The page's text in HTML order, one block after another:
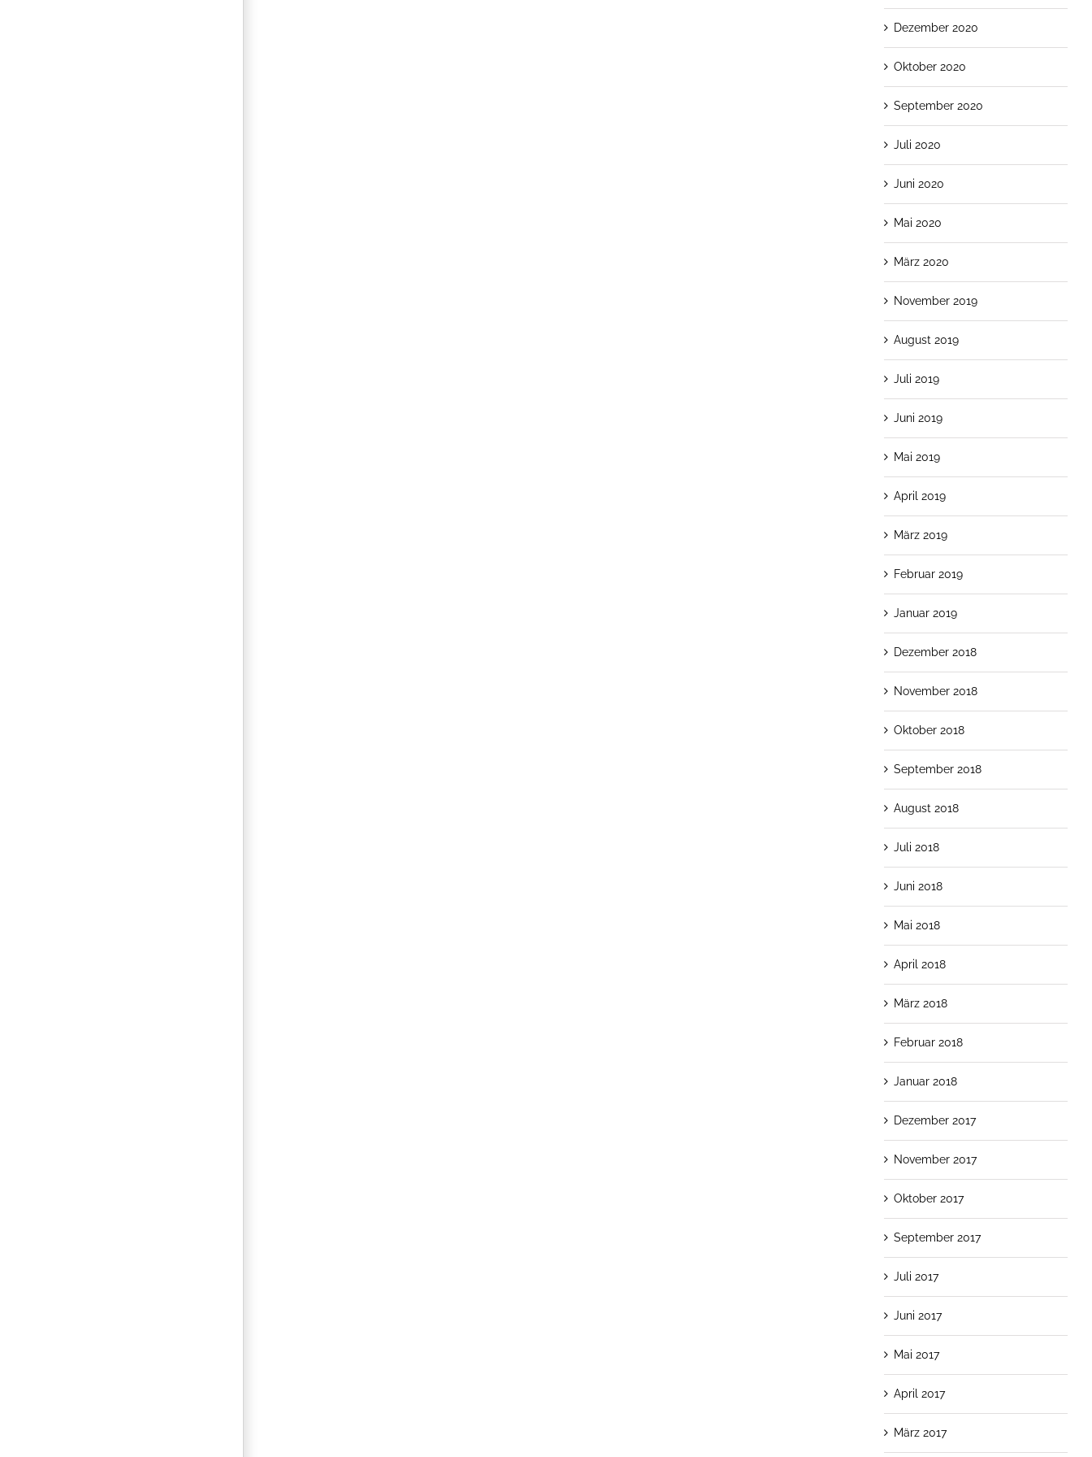
Dezember 2020
Oktober 2020
September 2020
Juli 2020
Juni 2020
Mai 2020
März 2020
November 2019
August 2019
Juli 2019
Juni 2019
Mai 2019
April 2019
März 2019
Februar 2019
Januar 2019
Dezember 2018
November 2018
Oktober 2018
September 2018
August 2018
Juli 2018
Juni 2018
Mai 2018
April 2018
März 2018
Februar 2018
Januar 2018
Dezember 2017
November 2017
Oktober 2017
September 2017
Juli 2017
Juni 2017
Mai 2017
April 2017
März 2017